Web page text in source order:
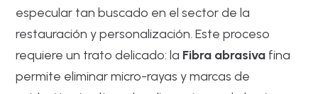
especular tan buscado en el sector de la
restauración y personalización. Este proceso
requiere un trato delicado: la Fibra abrasiva fina
permite eliminar micro-rayas y marcas de